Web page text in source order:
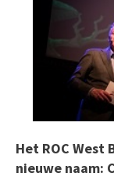
Het ROC
nieuwe naam: